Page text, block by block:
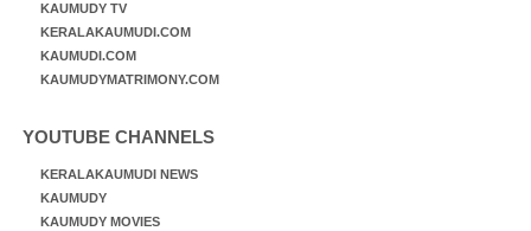
KAUMUDY TV
KERALAKAUMUDI.COM
KAUMUDI.COM
KAUMUDYMATRIMONY.COM
YOUTUBE CHANNELS
KERALAKAUMUDI NEWS
KAUMUDY
KAUMUDY MOVIES